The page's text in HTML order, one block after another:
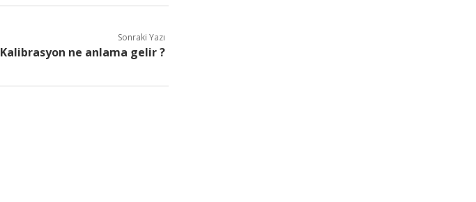
Sonraki Yazı
Kalibrasyon ne anlama gelir ?